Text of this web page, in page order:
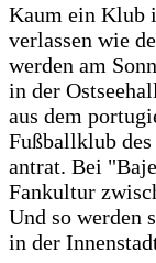
Kaum ein Klub
verlassen wie
werden am
in der
aus dem
Fußballklub
antrat. Bei
Fankultur
Und so werden
in der